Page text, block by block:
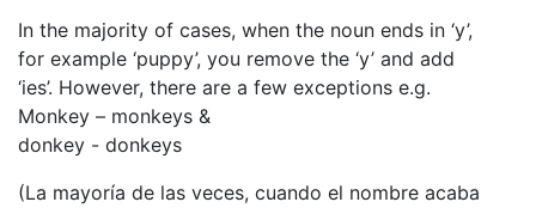
In the majority of cases, when the noun ends in ‘y’,
for example ‘puppy’, you remove the ‘y’ and add
‘ies’. However, there are a few exceptions e.g.
Monkey – monkeys &
donkey - donkeys
(La mayoría de las veces, cuando el nombre acaba